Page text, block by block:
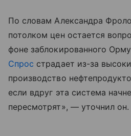
По словам Александра
потолком цен остается
фоне заблокированного
Спрос страдает из-за
производство
если вдруг эта система
пересмотрят», — уточнил он.